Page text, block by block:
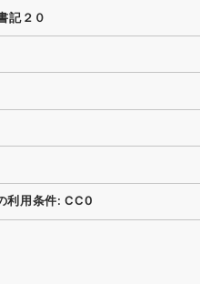
記２０
利用条件: CC0